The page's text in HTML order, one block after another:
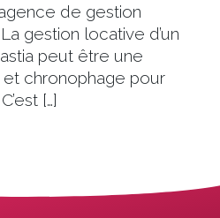
de gestion
gestion locative d’un
peut être une
chronophage pour
[…]